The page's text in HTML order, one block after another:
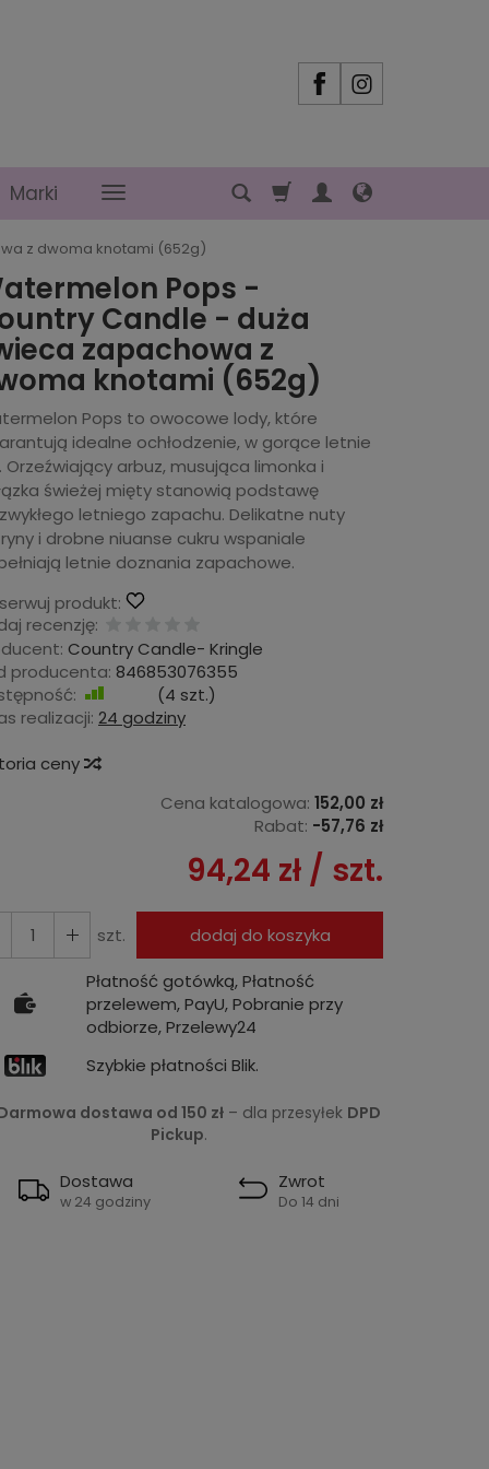
Marki
z dwoma knotami (652g)
Pops -
Candle - duża
zapachowa z
knotami (652g)
Pops to owocowe lody, które
idealne ochłodzenie, w gorące letnie
Orzeźwiający arbuz, musująca limonka i
świeżej mięty stanowią podstawę
letniego zapachu. Delikatne nuty
i drobne niuanse cukru wspaniale
letnie doznania zapachowe.
produkt:
recenzję:
Country Candle- Kringle
producenta: 846853076355
(4 szt.)
realizacji: 24 godziny
ceny
Cena katalogowa: 152,00 zł
Rabat: -57,76 zł
94,24 zł / szt.
szt.
dodaj do koszyka
Płatność gotówką, Płatność
przelewem, PayU, Pobranie przy
odbiorze, Przelewy24
Szybkie płatności Blik.
dostawa od 150 zł – dla przesyłek DPD
Pickup.
Dostawa
w 24 godziny
Zwrot
Do 14 dni